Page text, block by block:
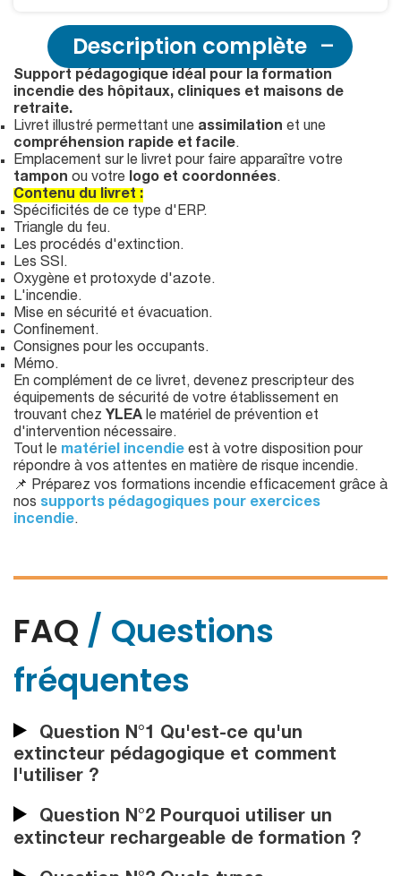
Description complète
Support pédagogique idéal pour la formation
incendie des hôpitaux, cliniques et maisons de
retraite.
Livret illustré permettant une assimilation et une
compréhension rapide et facile.
Emplacement sur le livret pour faire apparaître votre
tampon ou votre logo et coordonnées.
Contenu du livret :
Spécificités de ce type d'ERP.
Triangle du feu.
Les procédés d'extinction.
Les SSI.
Oxygène et protoxyde d'azote.
L'incendie.
Mise en sécurité et évacuation.
Confinement.
Consignes pour les occupants.
Mémo.
En complément de ce livret, devenez prescripteur des
équipements de sécurité de votre établissement en
trouvant chez YLEA le matériel de prévention et
d'intervention nécessaire.
Tout le matériel incendie est à votre disposition pour
répondre à vos attentes en matière de risque incendie.
📌 Préparez vos formations incendie efficacement grâce à
nos supports pédagogiques pour exercices
incendie.
FAQ / Questions
fréquentes
Question N°1 Qu'est-ce qu'un
extincteur pédagogique et comment
l'utiliser ?
Question N°2 Pourquoi utiliser un
extincteur rechargeable de formation ?